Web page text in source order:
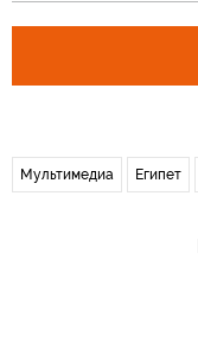
Мультимедиа Египет